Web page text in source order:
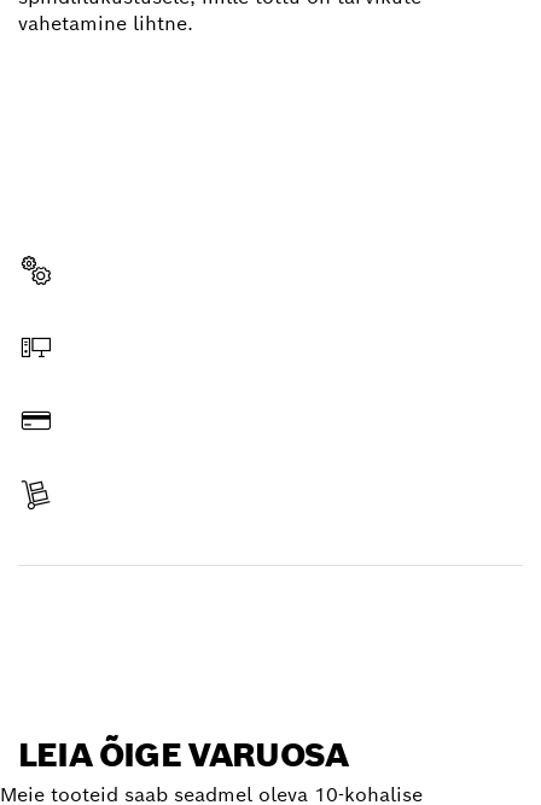
vahetamine lihtne.
LEIA ÕIGE VARUOSA
Meie tooteid saab seadmel oleva 10-kohalise